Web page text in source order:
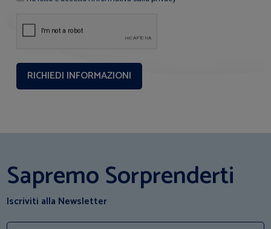
Sapremo Sorprenderti
Iscriviti alla Newsletter